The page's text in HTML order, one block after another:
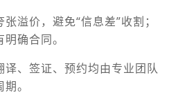
张溢价，避免“信息差”收割；
确合同。
译、签证、预约均由专业团队
。